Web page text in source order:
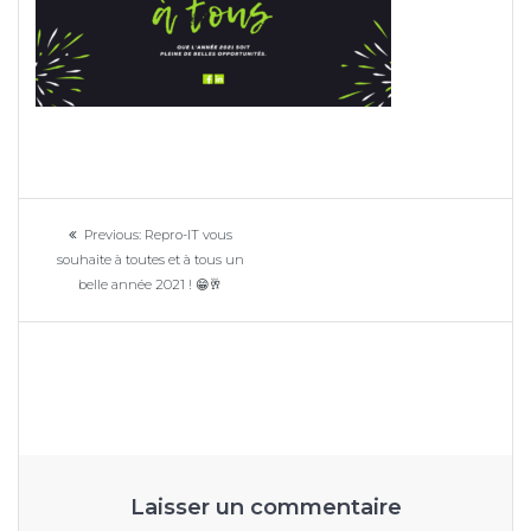
l’article
Previous: Previous
post:
Repro-IT vous
souhaite à toutes et à tous un
belle année 2021 ! 😁🥂
Laisser un commentaire